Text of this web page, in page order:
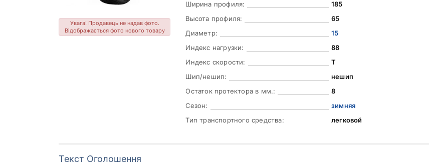
Увага! Продавець не надав фото.
Відображається фото нового товару
Ширина профиля:
185
Высота профиля:
65
Диаметр:
15
Индекс нагрузки:
88
Индекс скорости:
T
Шип/нешип:
нешип
Остаток протектора в мм.:
8
Сезон:
зимняя
Тип транспортного средства:
легковой
Текст Оголошення